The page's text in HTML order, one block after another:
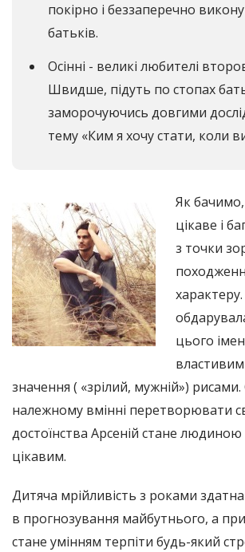
покірно і беззаперечно
батьків.
Осінні - великі любителі
Швидше, підуть по стопах
заморочуючись довгими
тему «Ким я хочу стати, коли
Як
цікаве і
з точки
цього
значення ( «зрілий, мужній»)
належному вмінні перетворювати
достоїнства Арсеній стане людиною
цікавим.
Дитяча мрійливість з роками
в прогнозування майбутнього, а
стане умінням терпіти будь-який